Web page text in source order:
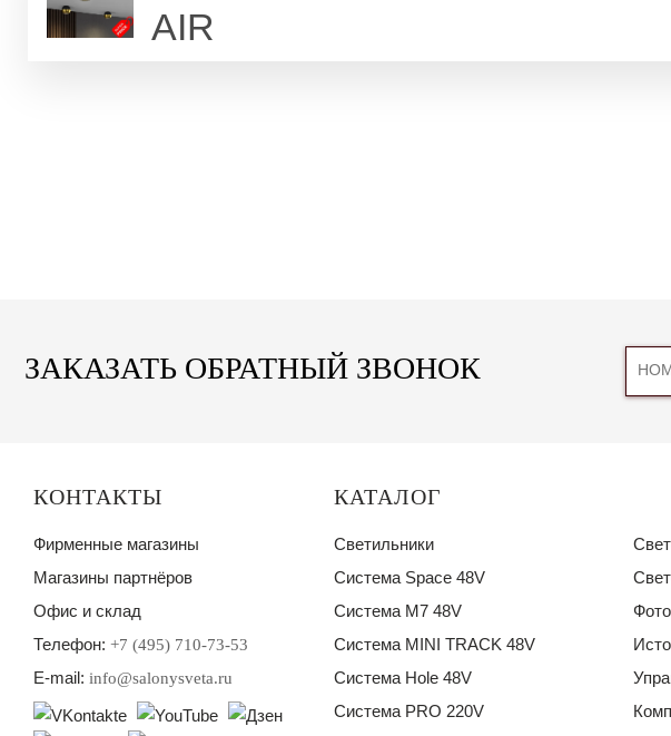
AIR
ЗАКАЗАТЬ ОБРАТНЫЙ ЗВОНОК
КАТАЛОГ
Светильники
Система Space 48V
Система M7 48V
Система MINI TRACK 48V
Система Hole 48V
Система PRO 220V
КОНТАКТЫ
Фирменные магазины
Магазины партнёров
Офис и склад
Телефон: +7 (495) 710-73-53
E-mail: info@salonysveta.ru